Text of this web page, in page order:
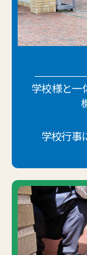
学校様と一
学校行事